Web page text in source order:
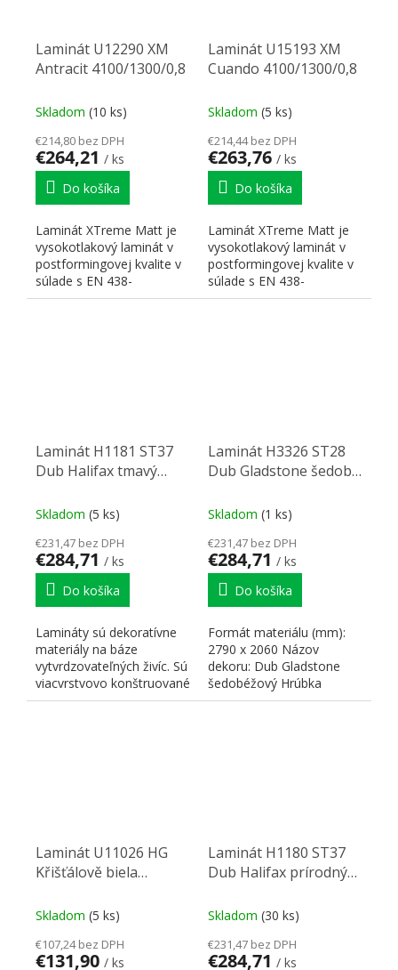
Laminát U12290 XM
Antracit 4100/1300/0,8
Skladom (10 ks)
€214,80 bez DPH
€264,21 / ks
Do košíka
Laminát XTreme Matt je
vysokotlakový laminát v
postformingovej kvalite v
súlade s EN 438-
3:HGP/VGP s odolným,...
Laminát U15193 XM
Cuando 4100/1300/0,8
Skladom (5 ks)
€214,44 bez DPH
€263,76 / ks
Do košíka
Laminát XTreme Matt je
vysokotlakový laminát v
postformingovej kvalite v
súlade s EN 438-
3:HGP/VGP s odolným,...
Laminát H1181 ST37
Dub Halifax tmavý
Skladom (5 ks)
€231,47 bez DPH
€284,71 / ks
Do košíka
Lamináty sú dekoratívne
materiály na báze
vytvrdzovateľných živíc. Sú
viacvrstvovo konštruované
a skladajú sa z...
Laminát H3326 ST28
Dub Gladstone šedobé
Skladom (1 ks)
€231,47 bez DPH
€284,71 / ks
Do košíka
Formát materiálu (mm):
2790 x 2060 Názov
dekoru: Dub Gladstone
šedobéžový Hrúbka
materiálu (mm): 0,8 Typ
Laminát U11026 HG
Křišťálově biela
Skladom (5 ks)
€107,24 bez DPH
€131,90 / ks
Laminát H1180 ST37
Dub Halifax prírodný
Skladom (30 ks)
€231,47 bez DPH
€284,71 / ks